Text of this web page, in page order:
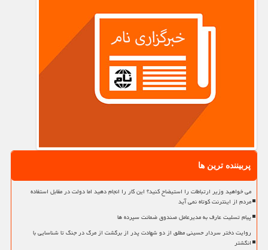
پربیننده ترین ها
می خواهید وزیر ارتباطات را استیضاح کنید؟ این کار را انجام دهید اما دولت در مقابل استفاده
مردم از اینترنت کوتاه نمی آید
پیام تسلیت عارف به مدیرعامل صندوق ضمانت سپرده ها
روایت دختر سردار حسینی مطلق از دو شهادت پدر از برگشت از مرگ در جنگ تا شناسایی با
انگشتر